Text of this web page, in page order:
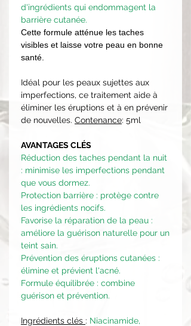
d'ingrédients qui endommagent la
barrière cutanée.
Cette formule atténue les taches
visibles et laisse votre peau en bonne
santé.
Idéal pour les peaux sujettes aux
imperfections, ce traitement aide à
éliminer les éruptions et à en prévenir
de nouvelles. Contenance: 5ml
AVANTAGES CLÉS
Réduction des taches pendant la nuit
: minimise les imperfections pendant
que vous dormez.
Protection barrière : protège contre
les ingrédients nocifs.
Favorise la réparation de la peau :
améliore la guérison naturelle pour un
teint sain.
Prévention des éruptions cutanées :
élimine et prévient l'acné.
Formule équilibrée : combine
guérison et prévention.
Ingrédients clés : Niacinamide,